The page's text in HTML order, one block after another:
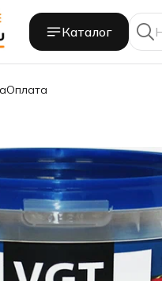
Каталог
Оплата